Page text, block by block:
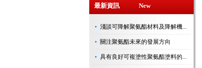
最新資訊 New
淺談可降解聚氨酯材料及降解機...
關注聚氨酯未來的發展方向
具有良好可複塗性聚氨酯塗料的...